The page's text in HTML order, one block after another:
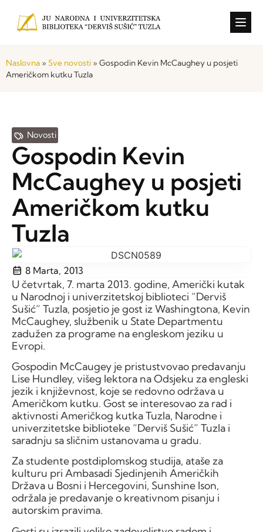
Naslovna » Sve novosti » Gospodin Kevin McCaughey u posjeti
Američkom kutku Tuzla
Novosti
Gospodin Kevin
McCaughey u posjeti
Američkom kutku
Tuzla
8 Marta, 2013
U četvrtak, 7. marta 2013. godine, Američki kutak
u Narodnoj i univerzitetskoj biblioteci “Derviš
Sušić” Tuzla, posjetio je gost iz Washingtona, Kevin
McCaughey, službenik u State Departmentu
zadužen za programe na engleskom jeziku u
Evropi.
Gospodin McCaugey je pristustvovao predavanju
Lise Hundley, višeg lektora na Odsjeku za engleski
jezik i književnost, koje se redovno održava u
Američkom kutku. Gost se interesovao za rad i
aktivnosti Američkog kutka Tuzla, Narodne i
univerzitetske biblioteke “Derviš Sušić” Tuzla i
saradnju sa sličnim ustanovama u gradu.
Za studente postdiplomskog studija, ataše za
kulturu pri Ambasadi Sjedinjenih Američkih
Država u Bosni i Hercegovini, Sunshine Ison,
održala je predavanje o kreativnom pisanju i
autorskim pravima.